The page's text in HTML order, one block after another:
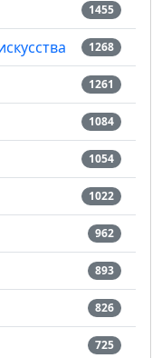
1455
1268
1261
1084
1054
1022
962
893
826
725